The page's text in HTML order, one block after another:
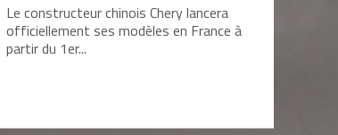
Le constructeur chinois Chery lancera
officiellement ses modèles en France à
partir du 1er...